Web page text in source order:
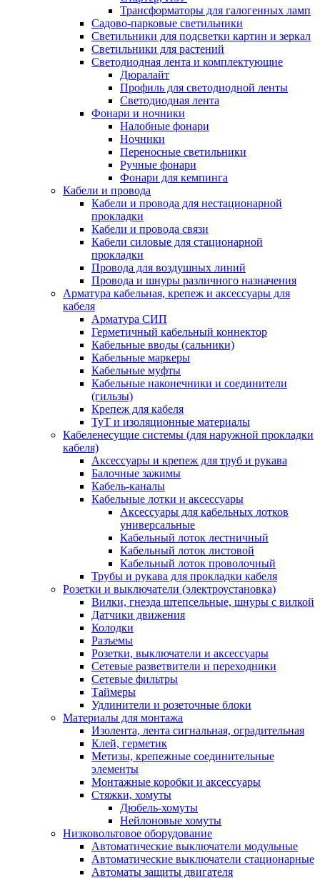
Трансформаторы для галогенных ламп
Садово-парковые светильники
Светильники для подсветки картин и зеркал
Светильники для растений
Светодиодная лента и комплектующие
Дюралайт
Профиль для светодиодной ленты
Светодиодная лента
Фонари и ночники
Налобные фонари
Ночники
Переносные светильники
Ручные фонари
Фонари для кемпинга
Кабели и провода
Кабели и провода для нестационарной
прокладки
Кабели и провода связи
Кабели силовые для стационарной
прокладки
Провода для воздушных линий
Провода и шнуры различного назначения
Арматура кабельная, крепеж и аксессуары для
кабеля
Арматура СИП
Герметичный кабельный коннектор
Кабельные вводы (сальники)
Кабельные маркеры
Кабельные муфты
Кабельные наконечники и соединители
(гильзы)
Крепеж для кабеля
ТуТ и изоляционные материалы
Кабеленесущие системы (для наружной прокладки
кабеля)
Аксессуары и крепеж для труб и рукава
Балочные зажимы
Кабель-каналы
Кабельные лотки и аксессуары
Аксессуары для кабельных лотков
универсальные
Кабельный лоток лестничный
Кабельный лоток листовой
Кабельный лоток проволочный
Трубы и рукава для прокладки кабеля
Розетки и выключатели (электроустановка)
Вилки, гнезда штепсельные, шнуры с вилкой
Датчики движения
Колодки
Разъемы
Розетки, выключатели и аксессуары
Сетевые разветвители и переходники
Сетевые фильтры
Таймеры
Удлинители и розеточные блоки
Материалы для монтажа
Изолента, лента сигнальная, оградительная
Клей, герметик
Метизы, крепежные соединительные
элементы
Монтажные коробки и аксессуары
Стяжки, хомуты
Дюбель-хомуты
Нейлоновые хомуты
Низковольтовое оборудование
Автоматические выключатели модульные
Автоматические выключатели стационарные
Автоматы защиты двигателя